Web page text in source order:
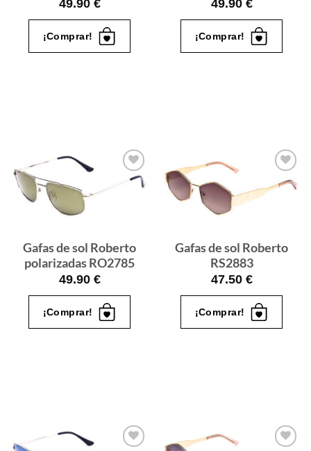
49.90 €
¡Comprar!
49.90 €
¡Comprar!
Gafas
Gafas de sol Roberto
polarizadas RO2785
49.90 €
¡Comprar!
Gafas
de sol
Gafas de sol Roberto
RS2883
47.50 €
¡Comprar!